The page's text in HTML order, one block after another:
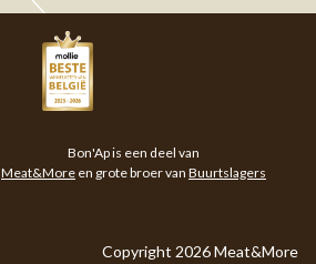
Bon'Ap is een deel van
Meat&More en grote broer van Buurtslagers
Copyright 2026 Meat&More